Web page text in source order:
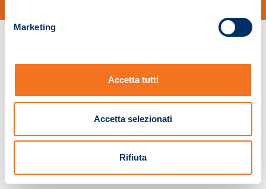
Marketing
Accetta tutti
Accetta selezionati
Rifiuta